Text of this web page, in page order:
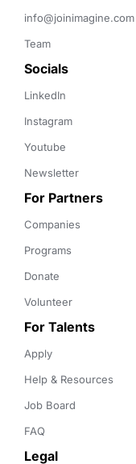
info@joinimagine.com
Team
Socials
LinkedIn
Instagram
Youtube
Newsletter
For Partners
Companies
Programs
Donate
Volunteer
For Talents
Apply
Help & Resources
Job Board
FAQ
Legal